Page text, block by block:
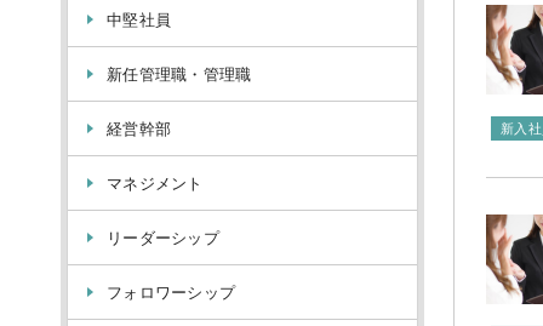
中堅社員
新任管理職・管理職
経営幹部
マネジメント
リーダーシップ
フォロワーシップ
新入